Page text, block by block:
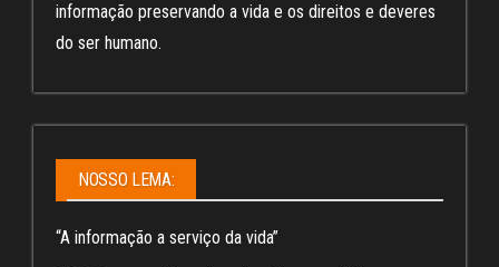
informação preservando a vida e os direitos e deveres
do ser humano.
NOSSO LEMA:
“A informação a serviço da vida”